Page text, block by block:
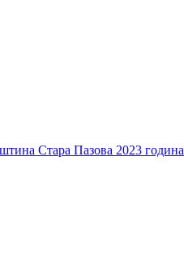
Стара Пазова 2023 година